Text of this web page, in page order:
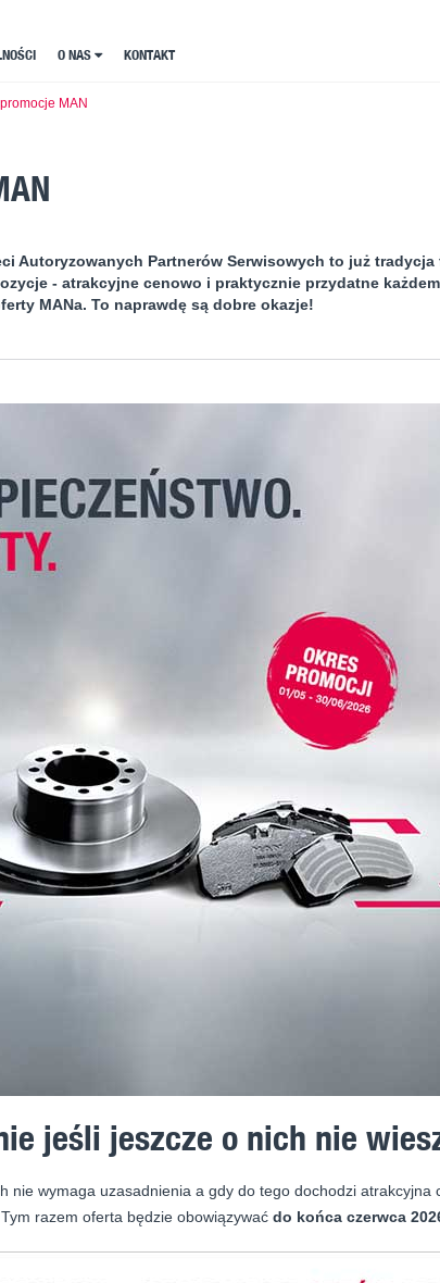
O NAS KONTAKT
O NAS KONTAKT
MAN
Autoryzowanych Partnerów Serwisowych to już tradycja
- atrakcyjne cenowo i praktycznie przydatne
MANa. To naprawdę są dobre okazje!
jeśli jeszcze o nich nie
nie wymaga uzasadnienia a gdy do tego dochodzi atrakcyjna
razem oferta będzie obowiązywać do końca czerwca